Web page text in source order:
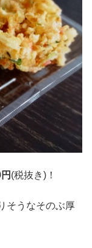
(税抜き)！
そうなそのぶ厚